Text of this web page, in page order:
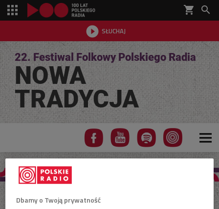
shopping_cart 
 SŁUCHAJ

22. Festiwal Folkowy Polskiego Radia
NOWA
TRADYCJA
Projekt SWADA
Dbamy o Twoją prywatność